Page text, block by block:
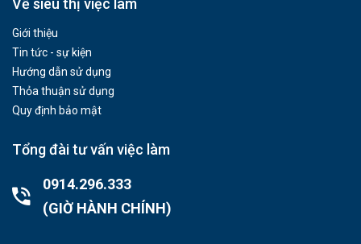
Về siêu thị việc làm
Giới thiệu
Tin tức - sự kiện
Hướng dẫn sử dụng
Thỏa thuận sử dụng
Quy định bảo mật
Tổng đài tư vấn việc làm
0914.296.333
(GIỜ HÀNH CHÍNH)